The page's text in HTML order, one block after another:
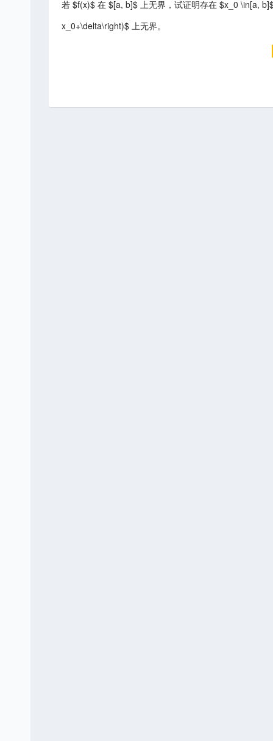
若 $f(x)$ 在 $[a, b]$ 上无界，试证明存在 $x_0 \in[a,
x_0+\delta\right)$ 上无界。